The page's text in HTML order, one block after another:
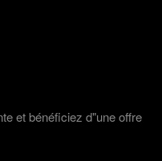
et bénéficiez d"une offre